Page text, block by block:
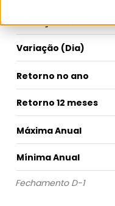
COTAÇÃO SYY HOJE
Variação (Dia)
Retorno no ano
Retorno 12 meses
Máxima Anual
Mínima Anual
Fechamento D-1